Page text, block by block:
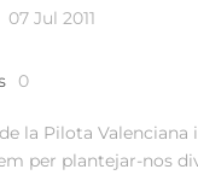
07 Jul 2011
0
la Pilota Valenciana
per plantejar-nos